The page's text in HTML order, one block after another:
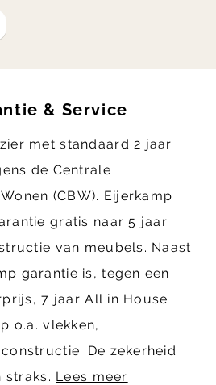
& Service
met standaard 2 jaar
de Centrale
(CBW). Eijerkamp
gratis naar 5 jaar
van meubels. Naast
garantie is, tegen een
7 jaar All in House
o.a. vlekken,
De zekerheid
straks. Lees meer